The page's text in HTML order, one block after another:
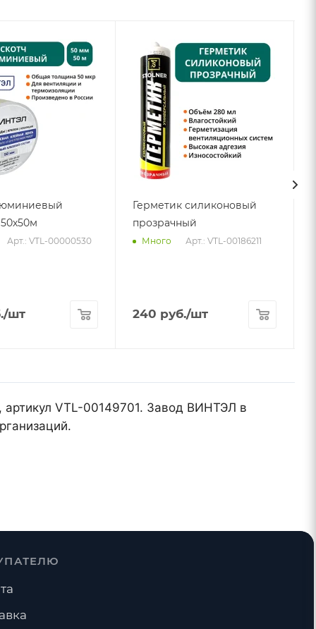
Арт.: VTL-00000530
/шт
Герметик силиконовый
прозрачный
Много Арт.: VTL-00186211
240 руб./шт
VTL-00149701. Завод ВИНТЭЛ в